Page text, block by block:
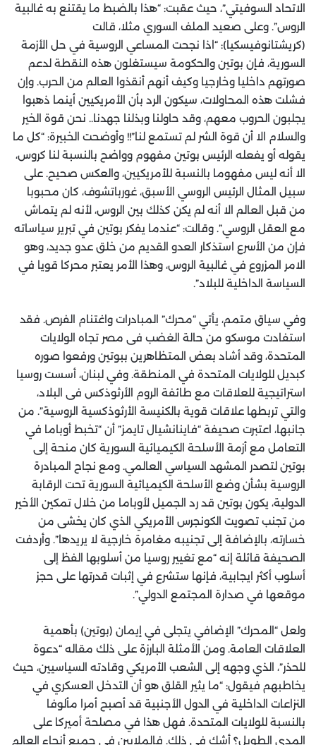
الاتحاد السوفيتي”، حيث عقبت: “هذا بالضبط ما يقتنع به غالبية
الروس”. وعلى صعيد الملف السوري مثلا، قالت
(كريشتانوفيسكيا): “اذا نجحت المساعي الروسية في حل الأزمة
السورية، فإن بوتين والحكومة سيستغلون هذه النقطة لدعم
صورتهم داخليا وخارجيا وكيف أنهم أنقذوا العالم من الحرب. وإن
فشلت هذه المحاولات، سيكون الرد بأن الأمريكيين أينما ذهبوا
يجلبون الحروب معهم، وقد حاولنا وبذلنا جهدنا.. نحن قوة الخير
والسلام الا أن قوة الشر لم تستمع لنا”!! وأوضحت الخبيرة: “كل ما
يقوله أو يفعله الرئيس بوتين مفهوم وواضح بالنسبة لنا كروس،
الا أنه ليس مفهوما بالنسبة للأمريكيين، والعكس صحيح. على
سبيل المثال الرئيس الروسي الأسبق، غورباتشوف، كان محبوبا
من قبل العالم الا أنه لم يكن كذلك بين الروس، لأنه لم يتماش
مع العقل الروسي”. وقالت: “عندما يفكر بوتين في تبرير سياساته
فإن من الأسرع استذكار العدو القديم من خلق عدو جديد، وهو
الامر المزروع في غالبية الروس، وهذا الأمر يعتبر محركا قويا في
السياسة الداخلية للبلاد”.
وفي سياق متمم، يأتي “محرك” المبادرات واغتنام الفرص. فقد
استفادت موسكو من حالة الغضب فى مصر تجاه الولايات
المتحدة، وقد أشاد بعض المتظاهرين ببوتين ورفعوا صوره
كبديل للولايات المتحدة في المنطقة. وفي لبنان، أسست روسيا
استراتيجية للعلاقات مع طائفة الروم الأرثوذكس فى البلاد،
والتي تربطها علاقات قوية بالكنيسة الأرثوذكسية الروسية”. من
جانبها، اعتبرت صحيفة “فاينانشيال تايمز” أن “تخبط أوباما في
التعامل مع أزمة الأسلحة الكيميائية السورية كان منحة إلى
بوتين لتصدر المشهد السياسي العالمي. ومع نجاح المبادرة
الروسية بشأن وضع الأسلحة الكيميائية السورية تحت الرقابة
الدولية، يكون بوتين قد رد الجميل لأوباما من خلال تمكين الأخير
من تجنب تصويت الكونجرس الأمريكي الذي كان يخشى من
خسارته، بالإضافة إلى تجنيبه مغامرة خارجية لا يريدها”. وأردفت
الصحيفة قائلة إنه “مع تغيير روسيا من أسلوبها الفظ إلى
أسلوب أكثر ايجابية، فإنها ستشرع في إثبات قدرتها على حجز
موقعها في صدارة المجتمع الدولي”.
ولعل “المحرك” الإضافي يتجلى في إيمان (بوتين) بأهمية
العلاقات العامة. ومن الأمثلة البارزة على ذلك مقاله “دعوة
للحذر”، الذي وجهه إلى الشعب الأمريكي وقادته السياسيين، حيث
يخاطبهم فيقول: “ما يثير القلق هو أن التدخل العسكري في
النزاعات الداخلية في الدول الأجنبية قد أصبح أمرا مألوفا
بالنسبة للولايات المتحدة. فهل هذا في مصلحة أميركا على
المدى الطويل؟ أشك في ذلك. فالملايين في جميع أنحاء العالم